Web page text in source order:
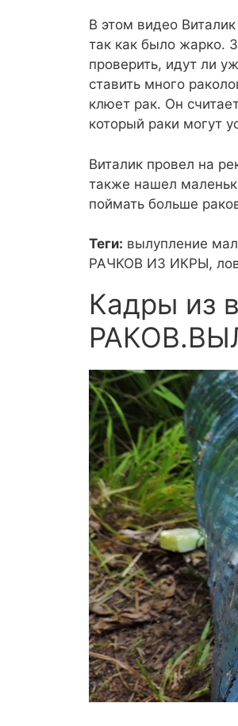
В этом видео
так как было жарко.
проверить, идут ли
ставить много
клюет рак. Он
который раки могут
Виталик провел на
также нашел
поймать больше
Теги: вылупление
РАЧКОВ ИЗ ИКРЫ,
Кадры из